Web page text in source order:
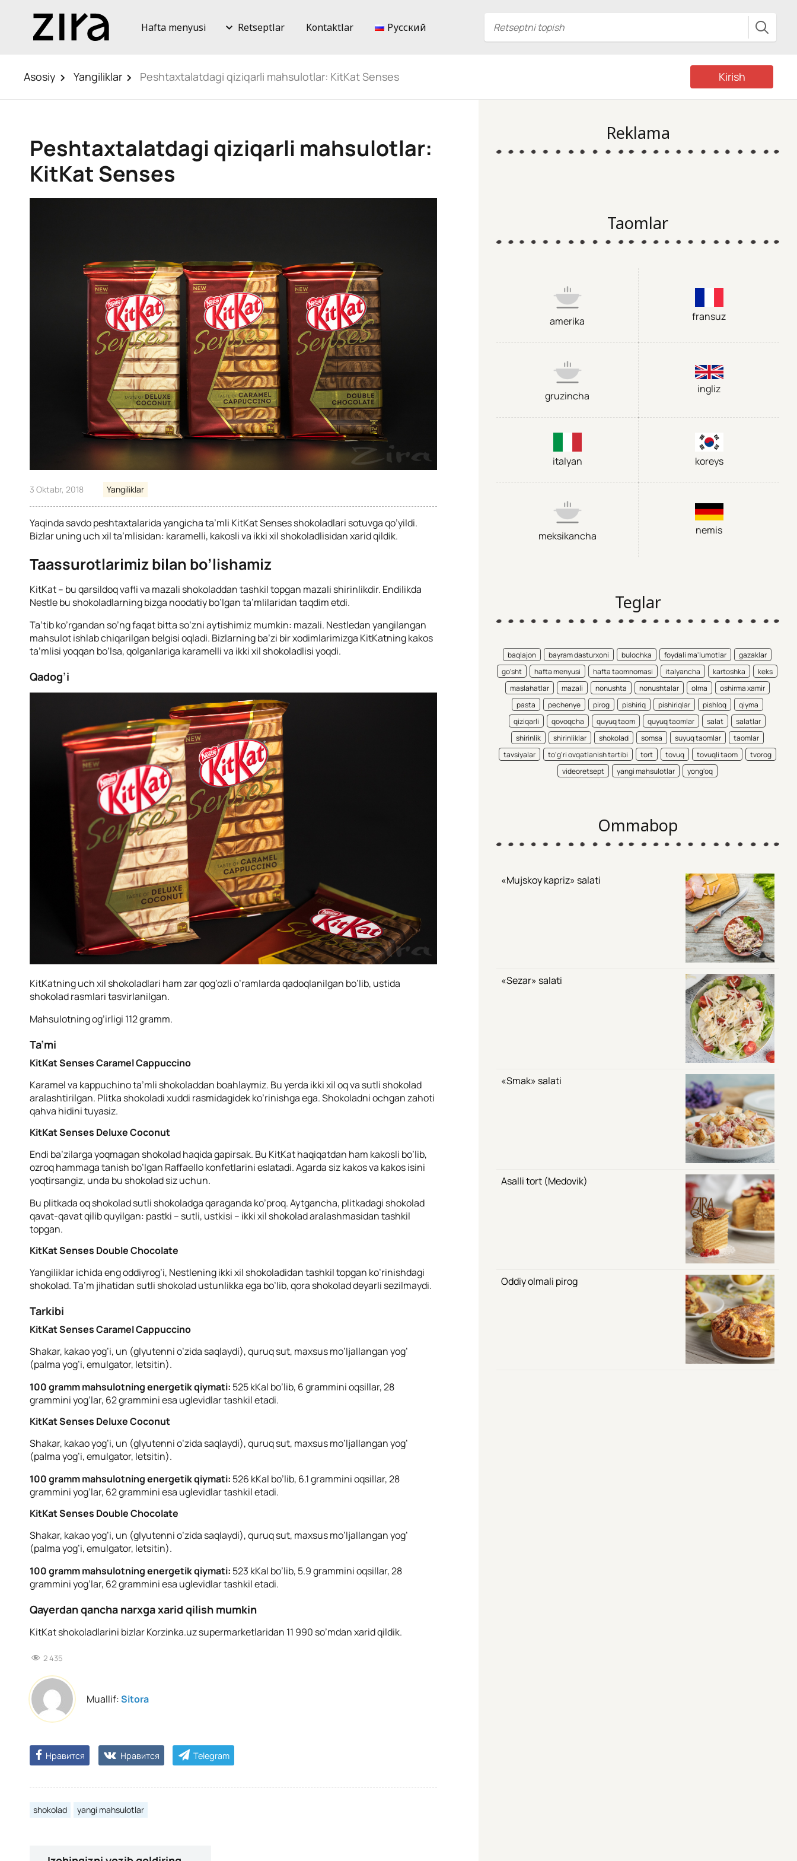
Hafta menyusi Retseptlar Kontaktlar Русский
Asosiy Yangiliklar Peshtaxtalatdagi qiziqarli mahsulotlar: KitKat Senses Kirish
Peshtaxtalatdagi qiziqarli mahsulotlar:
KitKat Senses
3 Oktabr, 2018 Yangiliklar
Yaqinda savdo peshtaxtalarida yangicha ta’mli KitKat Senses shokoladlari sotuvga qo’yildi.
Bizlar uning uch xil ta’mlisidan: karamelli, kakosli va ikki xil shokoladlisidan xarid qildik.
Taassurotlarimiz bilan bo’lishamiz
KitKat – bu qarsildoq vafli va mazali shokoladdan tashkil topgan mazali shirinlikdir. Endilikda
Nestle bu shokoladlarning bizga noodatiy bo’lgan ta’mlilaridan taqdim etdi.
Ta’tib ko’rgandan so’ng faqat bitta so’zni aytishimiz mumkin: mazali. Nestledan yangilangan
mahsulot ishlab chiqarilgan belgisi oqladi. Bizlarning ba’zi bir xodimlarimizga KitKatning kakos
ta’mlisi yoqqan bo’lsa, qolganlariga karamelli va ikki xil shokoladlisi yoqdi.
Qadog’i
KitKatning uch xil shokoladlari ham zar qog’ozli o’ramlarda qadoqlanilgan bo’lib, ustida
shokolad rasmlari tasvirlanilgan.
Mahsulotning og’irligi 112 gramm.
Ta’mi
KitKat Senses Caramel Cappuccino
Karamel va kappuchino ta’mli shokoladdan boahlaymiz. Bu yerda ikki xil oq va sutli shokolad
aralashtirilgan. Plitka shokoladi xuddi rasmidagidek ko’rinishga ega. Shokoladni ochgan zahoti
qahva hidini tuyasiz.
KitKat Senses Deluxe Coconut
Endi ba’zilarga yoqmagan shokolad haqida gapirsak. Bu KitKat haqiqatdan ham kakosli bo’lib,
ozroq hammaga tanish bo’lgan Raffaello konfetlarini eslatadi. Agarda siz kakos va kakos isini
yoqtirsangiz, unda bu shokolad siz uchun.
Bu plitkada oq shokolad sutli shokoladga qaraganda ko’proq. Aytgancha, plitkadagi shokolad
qavat-qavat qilib quyilgan: pastki – sutli, ustkisi – ikki xil shokolad aralashmasidan tashkil
topgan.
KitKat Senses Double Chocolate
Yangiliklar ichida eng oddiyrog’i, Nestlening ikki xil shokoladidan tashkil topgan ko’rinishdagi
shokolad. Ta’m jihatidan sutli shokolad ustunlikka ega bo’lib, qora shokolad deyarli sezilmaydi.
Tarkibi
KitKat Senses Caramel Cappuccino
Shakar, kakao yog’i, un (glyutenni o’zida saqlaydi), quruq sut, maxsus mo’ljallangan yog’
(palma yog’i, emulgator, letsitin).
100 gramm mahsulotning energetik qiymati: 525 kKal bo’lib, 6 grammini oqsillar, 28
grammini yog’lar, 62 grammini esa uglevidlar tashkil etadi.
KitKat Senses Deluxe Coconut
Shakar, kakao yog’i, un (glyutenni o’zida saqlaydi), quruq sut, maxsus mo’ljallangan yog’
(palma yog’i, emulgator, letsitin).
100 gramm mahsulotning energetik qiymati: 526 kKal bo’lib, 6.1 grammini oqsillar, 28
grammini yog’lar, 62 grammini esa uglevidlar tashkil etadi.
KitKat Senses Double Chocolate
Shakar, kakao yog’i, un (glyutenni o’zida saqlaydi), quruq sut, maxsus mo’ljallangan yog’
(palma yog’i, emulgator, letsitin).
100 gramm mahsulotning energetik qiymati: 523 kKal bo’lib, 5.9 grammini oqsillar, 28
grammini yog’lar, 62 grammini esa uglevidlar tashkil etadi.
Qayerdan qancha narxga xarid qilish mumkin
KitKat shokoladlarini bizlar Korzinka.uz supermarketlaridan 11 990 so’mdan xarid qildik.
2 435
Muallif:Sitora
Нравится Нравится Telegram
shokolad yangi mahsulotlar
Reklama
Taomlar
amerika fransuz
gruzincha
ingliz
italyan koreys
meksikancha nemis
Teglar
baqlajon bayram dasturxoni bulochka foydali ma'lumotlar
gazaklar
go'sht
hafta menyusi hafta taomnomasi italyancha kartoshka
keks
maslahatlar
mazali nonushta nonushtalar olma
oshirma xamir
pasta
pechenye pirog pishiriq pishiriqlar pishloq
qiyma
qiziqarli
qovoqcha quyuq taom quyuq taomlar salat
salatlar
shirinlik
shirinliklar shokolad somsa suyuq taomlar
taomlar
tavsiyalar
to'g'ri ovqatlanish tartibi tort tovuq tovuqli taom
tvorog
videoretsept
yangi mahsulotlar yong'oq
Ommabop
«Mujskoy kapriz» salati
«Sezar» salati
«Smak» salati
Asalli tort (Medovik)
Oddiy olmali pirog